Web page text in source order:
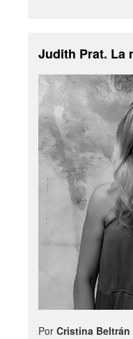
Judith Prat. La
Por Cristina Beltrán